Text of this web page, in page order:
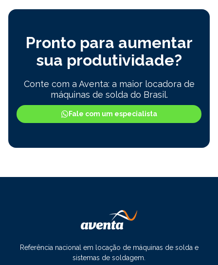
Pronto para aumentar
sua produtividade?
Conte com a Aventa: a maior locadora de
máquinas de solda do Brasil.
Fale com um especialista
Referência nacional em locação de máquinas de solda e
sistemas de soldagem.